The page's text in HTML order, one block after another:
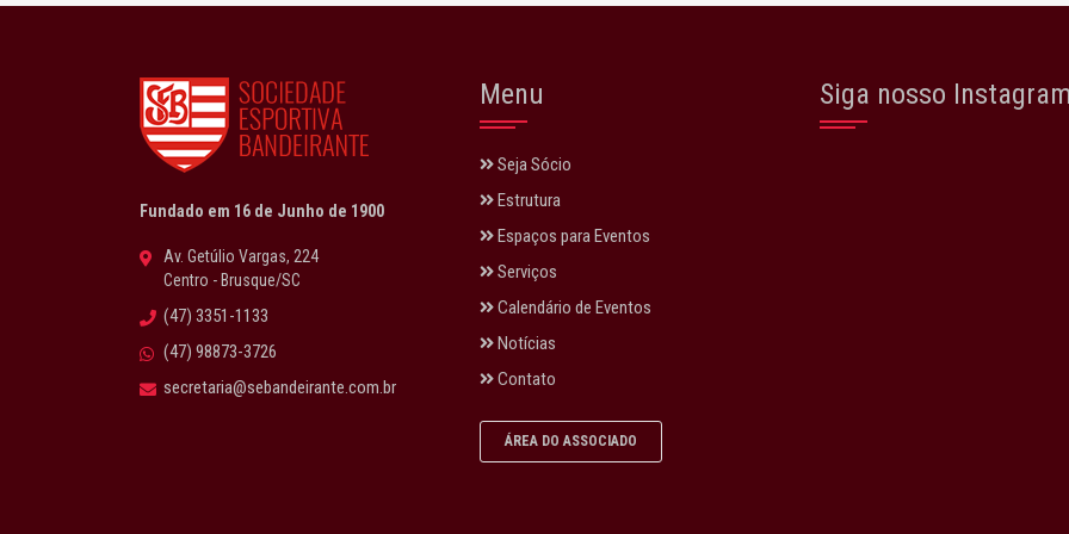
Fundado em 16 de Junho de 1900
Av. Getúlio Vargas, 224
Centro - Brusque/SC
(47) 3351-1133
(47) 98873-3726
secretaria@sebandeirante.com.br
Menu
Seja Sócio
Estrutura
Espaços para Eventos
Serviços
Calendário de Eventos
Notícias
Contato
ÁREA DO ASSOCIADO
Siga nosso